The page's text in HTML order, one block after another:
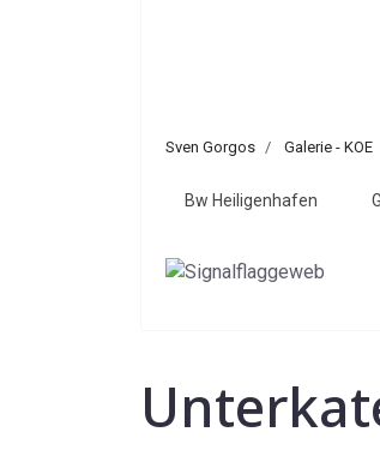
Sven Gorgos Galerie - KOE
Bw Heiligenhafen